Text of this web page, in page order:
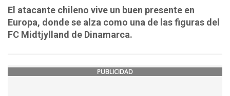
El atacante chileno vive un buen presente en
Europa, donde se alza como una de las figuras del
FC Midtjylland de Dinamarca.
PUBLICIDAD